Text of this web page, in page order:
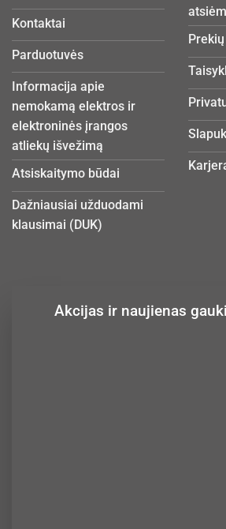
Kontaktai
Parduotuvės
Informacija apie
nemokamą elektros ir
elektroninės įrangos
atliekų išvežimą
Atsiskaitymo būdai
Dažniausiai užduodami
klausimai (DUK)
Akcijas ir naujienas